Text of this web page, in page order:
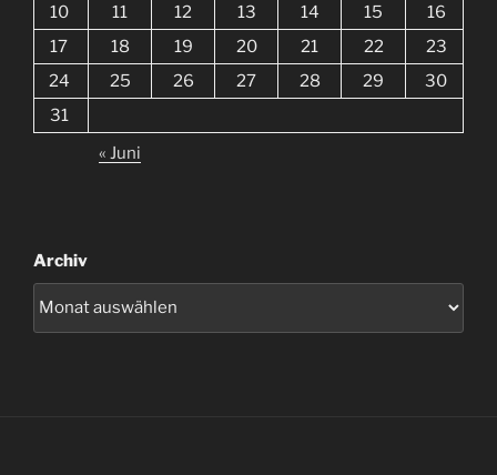
10
11 12 13 14 15
16
17
18 19 20 21 22
23
24
25 26 27 28 29
30
31
« Juni
Archiv